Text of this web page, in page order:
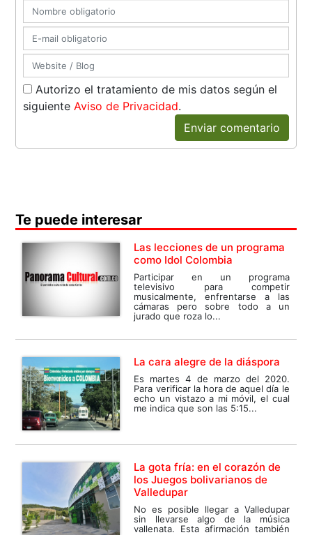
Autorizo el tratamiento de mis datos según el
siguiente Aviso de Privacidad.
Enviar comentario
Te puede interesar
Las lecciones de un programa
como Idol Colombia
Participar en un programa
televisivo para competir
musicalmente, enfrentarse a las
cámaras pero sobre todo a un
jurado que roza lo...
La cara alegre de la diáspora
Es martes 4 de marzo del 2020.
Para verificar la hora de aquel día le
echo un vistazo a mi móvil, el cual
me indica que son las 5:15...
La gota fría: en el corazón de
los Juegos bolivarianos de
Valledupar
No es posible llegar a Valledupar
sin llevarse algo de la música
vallenata. Esta afirmación también